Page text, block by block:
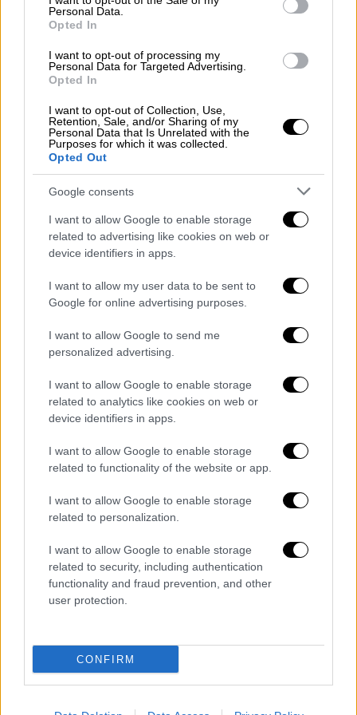
Personal Data.
Opted In
I want to opt-out of processing my
Personal Data for Targeted Advertising.
Opted In
I want to opt-out of Collection, Use,
Retention, Sale, and/or Sharing of my
Personal Data that Is Unrelated with the
Purposes for which it was collected.
Opted Out
Google consents
I want to allow Google to enable storage
related to advertising like cookies on web or
device identifiers in apps.
I want to allow my user data to be sent to
Google for online advertising purposes.
I want to allow Google to send me
personalized advertising.
I want to allow Google to enable storage
related to analytics like cookies on web or
device identifiers in apps.
I want to allow Google to enable storage
related to functionality of the website or app.
I want to allow Google to enable storage
related to personalization.
I want to allow Google to enable storage
related to security, including authentication
functionality and fraud prevention, and other
user protection.
CONFIRM
είχαν
θεωρηθεί ύποπτοιγια τη δολοφονία του
Γουόρεν, όμωςοι κατηγορίες εναντίον τους
ανίχνευσης ψεύδουςεπιβεβαίωσαν τα
άλλοθί τους, σύμφωνα με την εφημερίδα
Cincinnati Enquirer.
έρευνα για τη δολοφονίατου Γουόρεν
παρέμεινε στάσιμη για δεκαετίες, μέχρι που
οι αρχέςτην άνοιξαν ξανά το 2019
Ορισμένα από τα αντικείμενα που είχαν
ανακτηθείστάλθηκαν σε εγκληματολογικά
εργαστήριαγια ανάλυση και ο ΜακΆλιστερ,